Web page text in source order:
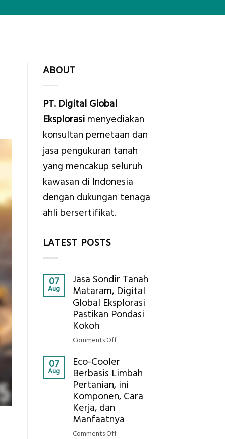
ABOUT
PT. Digital Global
Eksplorasimenyediakan
konsultan pemetaan dan
jasa pengukuran tanah
yang mencakup seluruh
kawasan di Indonesia
dengan dukungan tenaga
ahli bersertifikat.
LATEST POSTS
07
Aug
Jasa Sondir Tanah
Mataram, Digital
Global Eksplorasi
Pastikan Pondasi
Kokoh
Comments Offon
Sondir
Tanah
Mataram,
Digital
Eksplorasi
Pastikan
07
Aug
Eco-Cooler
Berbasis Limbah
Pertanian, ini
Komponen, Cara
Kerja, dan
Manfaatnya
Comments Offon